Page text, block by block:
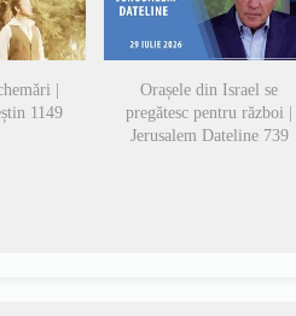
|
1149
Orașele din Israel se
pregătesc pentru război |
Jerusalem Dateline 739